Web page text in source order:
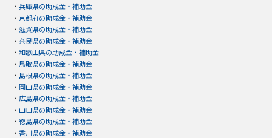
・ 兵庫県の助成金・補助金
・ 京都府の助成金・補助金
・ 滋賀県の助成金・補助金
・ 奈良県の助成金・補助金
・ 和歌山県の助成金・補助金
・ 鳥取県の助成金・補助金
・ 島根県の助成金・補助金
・ 岡山県の助成金・補助金
・ 広島県の助成金・補助金
・ 山口県の助成金・補助金
・ 徳島県の助成金・補助金
・ 香川県の助成金・補助金